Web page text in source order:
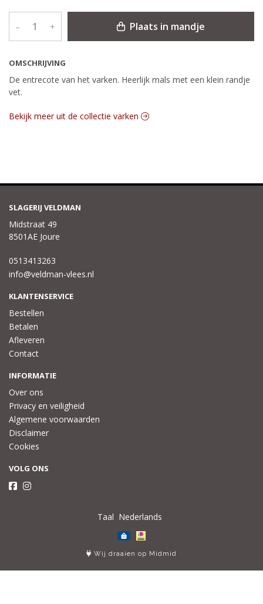
OMSCHRIJVING
De entrecote van het varken. Heerlijk mals met een klein randje
vet.
– + Plaats in mandje
Bekijk meer uit de collectie varken
SLAGERIJ VELDMAN
Midstraat 49
8501AE Joure
0513413263
info@veldman-vlees.nl
KLANTENSERVICE
Bestellen
Betalen
Afleveren
Contact
INFORMATIE
Over ons
Privacy en veiligheid
Algemene voorwaarden
Disclaimer
Cookies
VOLG ONS
Taal
Wij draaien op Midmid